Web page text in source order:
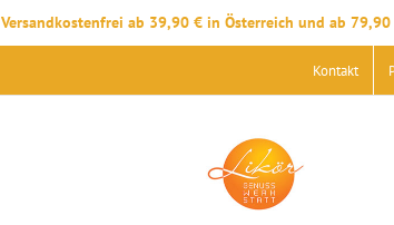
Versandkostenfrei ab 39,90 € in Österreich und ab
Kontakt